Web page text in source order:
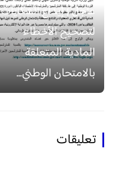
عاجل | إيداع الشكايات
لتصحيح الأخطاء
المادية المتعلقة
بالامتحان الوطني...
تعليقات